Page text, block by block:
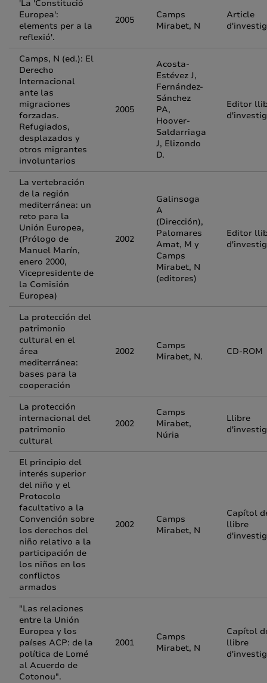
'La 'Constitució
Europea':
elements per a la
reflexió'.
2005
Camps
Mirabet, N
Article
Camps, N (ed.): El
Derecho
Internacional
ante las
migraciones
forzadas.
Refugiados,
desplazados y
otros migrantes
involuntarios
2005
Acosta-
Estévez J,
Fernández-
Sánchez
PA,
Hoover-
Saldarriaga
J, Elizondo
D.
Editor
La vertebración
de la región
mediterránea: un
reto para la
Unión Europea,
(Prólogo de
Manuel Marín,
enero 2000,
Vicepresidente de
la Comisión
Europea)
2002
Galinsoga
A
(Dirección),
Palomares
Amat, M y
Camps
Mirabet, N
(editores)
Editor
La protección del
patrimonio
cultural en el
área
mediterránea:
bases para la
cooperación
2002
Camps
Mirabet, N.
CD-ROM
La protección
internacional del
patrimonio
cultural
2002
Camps
Mirabet,
Núria
Llibre
El principio del
interés superior
del niño y el
Protocolo
facultativo a la
Convención sobre
los derechos del
niño relativo a la
participación de
los niños en los
conflictos
armados
2002
Camps
Mirabet, N
Capítol
llibre
"Las relaciones
entre la Unión
Europea y los
países ACP: de la
política de Lomé
al Acuerdo de
Cotonou".
2001
Camps
Mirabet, N
Capítol
llibre